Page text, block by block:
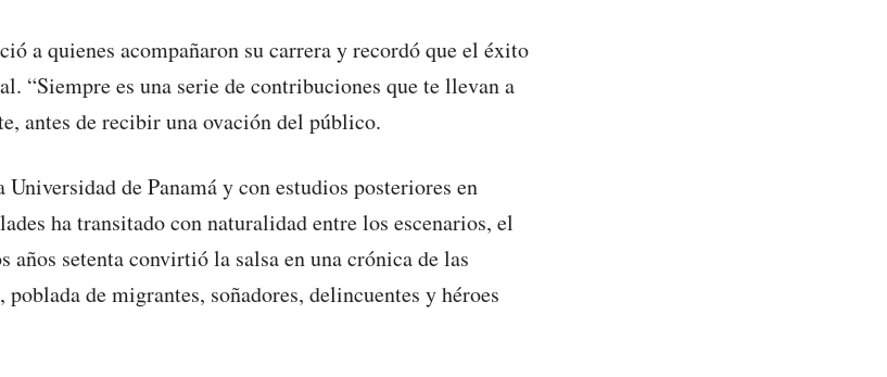
a quienes acompañaron su carrera y recordó que el éxito
“Siempre es una serie de contribuciones que te llevan a
antes de recibir una ovación del público.
Universidad de Panamá y con estudios posteriores en
ha transitado con naturalidad entre los escenarios, el
setenta convirtió la salsa en una crónica de las
de migrantes, soñadores, delincuentes y héroes